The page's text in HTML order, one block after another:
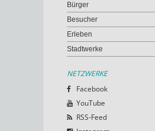
Bürger
Besucher
Erleben
Stadtwerke
NETZWERKE
Facebook
YouTube
RSS-Feed